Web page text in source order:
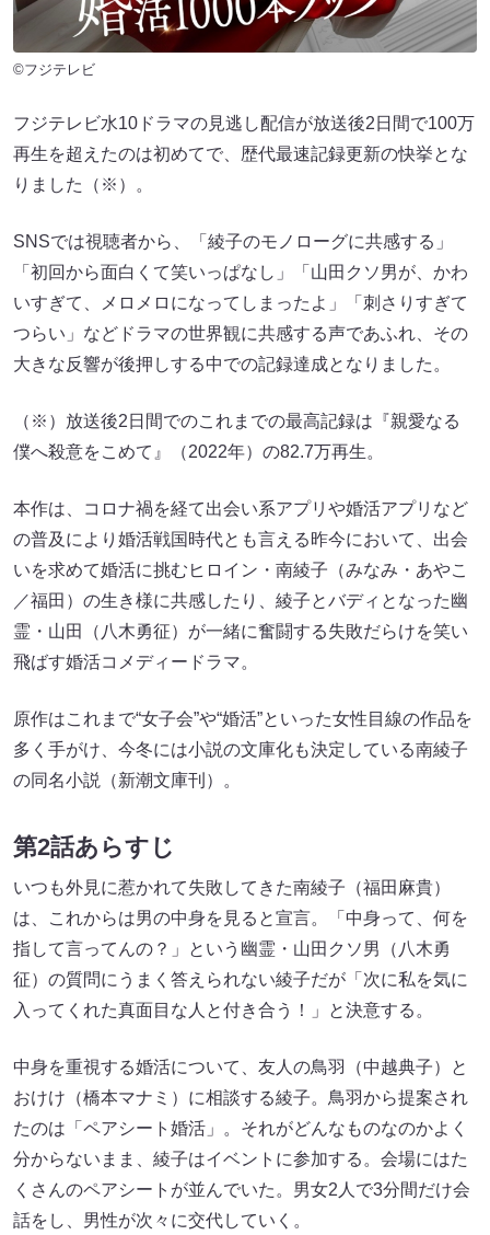
©フジテレビ
フジテレビ水10ドラマの見逃し配信が放送後2日間で100万
再生を超えたのは初めてで、歴代最速記録更新の快挙とな
りました（※）。
SNSでは視聴者から、「綾子のモノローグに共感する」
「初回から面白くて笑いっぱなし」「山田クソ男が、かわ
いすぎて、メロメロになってしまったよ」「刺さりすぎて
つらい」などドラマの世界観に共感する声であふれ、その
大きな反響が後押しする中での記録達成となりました。
（※）放送後2日間でのこれまでの最高記録は『親愛なる
僕へ殺意をこめて』（2022年）の82.7万再生。
本作は、コロナ禍を経て出会い系アプリや婚活アプリなど
の普及により婚活戦国時代とも言える昨今において、出会
いを求めて婚活に挑むヒロイン・南綾子（みなみ・あやこ
／福田）の生き様に共感したり、綾子とバディとなった幽
霊・山田（八木勇征）が一緒に奮闘する失敗だらけを笑い
飛ばす婚活コメディードラマ。
原作はこれまで“女子会”や“婚活”といった女性目線の作品を
多く手がけ、今冬には小説の文庫化も決定している南綾子
の同名小説（新潮文庫刊）。
第2話あらすじ
いつも外見に惹かれて失敗してきた南綾子（福田麻貴）
は、これからは男の中身を見ると宣言。「中身って、何を
指して言ってんの？」という幽霊・山田クソ男（八木勇
征）の質問にうまく答えられない綾子だが「次に私を気に
入ってくれた真面目な人と付き合う！」と決意する。
中身を重視する婚活について、友人の鳥羽（中越典子）と
おけけ（橋本マナミ）に相談する綾子。鳥羽から提案され
たのは「ペアシート婚活」。それがどんなものなのかよく
分からないまま、綾子はイベントに参加する。会場にはた
くさんのペアシートが並んでいた。男女2人で3分間だけ会
話をし、男性が次々に交代していく。